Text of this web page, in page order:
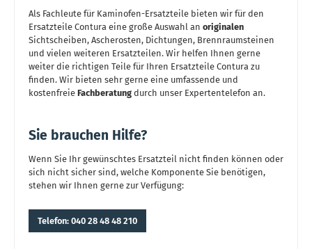
Als Fachleute für Kaminofen-Ersatzteile bieten wir für den
Ersatzteile Contura eine große Auswahl an originalen
Sichtscheiben, Ascherosten, Dichtungen, Brennraumsteinen
und vielen weiteren Ersatzteilen. Wir helfen Ihnen gerne
weiter die richtigen Teile für Ihren Ersatzteile Contura zu
finden. Wir bieten sehr gerne eine umfassende und
kostenfreie Fachberatung durch unser Expertentelefon an.
Sie brauchen Hilfe?
Wenn Sie Ihr gewünschtes Ersatzteil nicht finden können oder
sich nicht sicher sind, welche Komponente Sie benötigen,
stehen wir Ihnen gerne zur Verfügung:
Telefon: 040 28 48 48 210